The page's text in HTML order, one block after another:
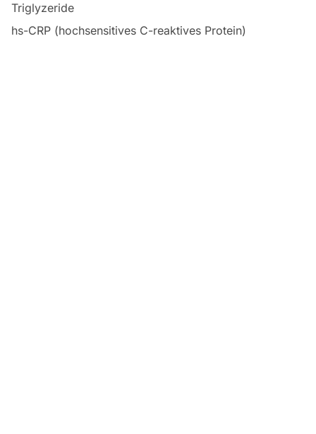
Triglyzeride
hs-CRP (hochsensitives C-reaktives Protein)